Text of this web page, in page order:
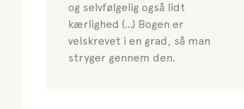
og selvfølgelig også lidt
kærlighed (…) Bogen er
velskrevet i en grad, så man
stryger gennem den.